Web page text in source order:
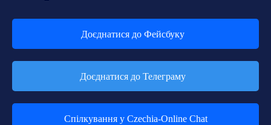
Доєднатися до Фейсбуку
Доєднатися до Телеграму
Спілкування у Czechia-Online Chat